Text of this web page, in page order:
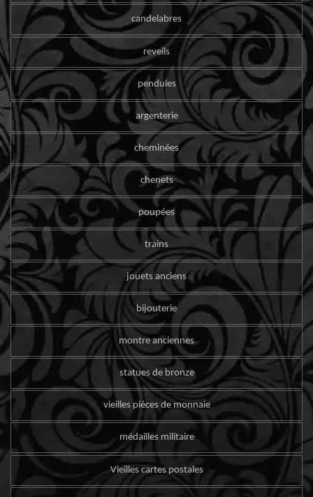
candelabres
reveils
pendules
argenterie
cheminées
chenets
poupées
trains
jouets anciens
bijouterie
montre anciennes
statues de bronze
vieilles pièces de monnaie
médailles militaire
Vieilles cartes postales